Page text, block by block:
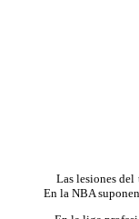
Las lesiones del
En la NBA